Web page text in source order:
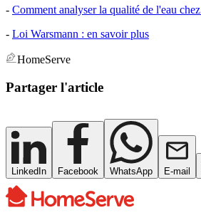
- Comment analyser la qualité de l'eau
- Loi Warsmann : en savoir plus
HomeServe
Partager l'article
LinkedIn Facebook WhatsApp E-mail